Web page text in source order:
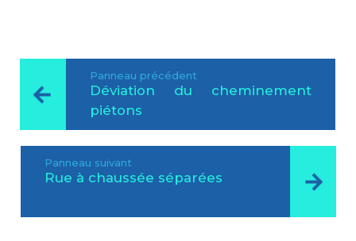
Panneau précédent
Déviation du cheminement
piétons
Panneau suivant
Rue à chaussée séparées